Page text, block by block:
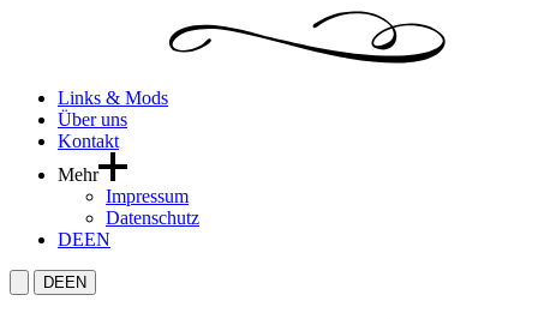
Links & Mods
Über uns
Kontakt
Mehr
Impressum
Datenschutz
DEEN
DEEN